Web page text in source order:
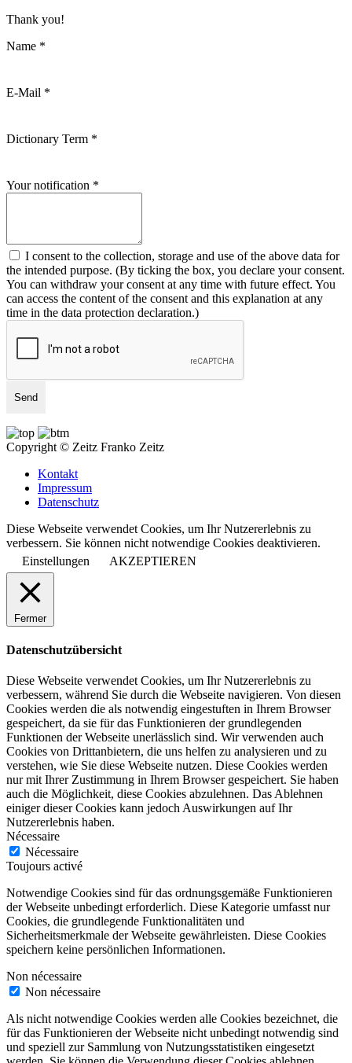
Thank you!
Name *
E-Mail *
Dictionary Term *
Your notification *
I consent to the collection, storage and use of the above data for
the intended purpose. (By ticking the box, you declare your consent.
You can withdraw your consent at any time with future effect. You
can access the content of the consent and this explanation at any
time in the data protection declaration.)
Copyright © Zeitz Franko Zeitz
Kontakt
Impressum
Datenschutz
Diese Webseite verwendet Cookies, um Ihr Nutzererlebnis zu
verbessern. Sie können nicht notwendige Cookies deaktivieren.
Einstellungen
AKZEPTIEREN
Fermer
Datenschutzübersicht
Diese Webseite verwendet Cookies, um Ihr Nutzererlebnis zu
verbessern, während Sie durch die Webseite navigieren. Von diesen
Cookies werden die als notwendig eingestuften in Ihrem Browser
gespeichert, da sie für das Funktionieren der grundlegenden
Funktionen der Webseite unerlässlich sind. Wir verwenden auch
Cookies von Drittanbietern, die uns helfen zu analysieren und zu
verstehen, wie Sie diese Webseite nutzen. Diese Cookies werden
nur mit Ihrer Zustimmung in Ihrem Browser gespeichert. Sie haben
auch die Möglichkeit, diese Cookies abzulehnen. Das Ablehnen
einiger dieser Cookies kann jedoch Auswirkungen auf Ihr
Nutzererlebnis haben.
Nécessaire
Nécessaire
Toujours activé
Notwendige Cookies sind für das ordnungsgemäße Funktionieren
der Webseite unbedingt erforderlich. Diese Kategorie umfasst nur
Cookies, die grundlegende Funktionalitäten und
Sicherheitsmerkmale der Webseite gewährleisten. Diese Cookies
speichern keine persönlichen Informationen.
Non nécessaire
Non nécessaire
Als nicht notwendige Cookies werden alle Cookies bezeichnet, die
für das Funktionieren der Webseite nicht unbedingt notwendig sind
und speziell zur Sammlung von Nutzungsstatistiken eingesetzt